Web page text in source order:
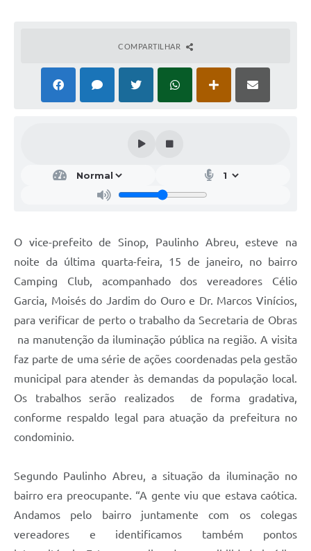
COMPARTILHAR
O vice-prefeito de Sinop, Paulinho Abreu, esteve na
noite da última quarta-feira, 15 de janeiro, no bairro
Camping Club, acompanhado dos vereadores Célio
Garcia, Moisés do Jardim do Ouro e Dr. Marcos Vinícios,
para verificar de perto o trabalho da Secretaria de Obras
na manutenção da iluminação pública na região. A visita
faz parte de uma série de ações coordenadas pela gestão
municipal para atender às demandas da população local.
Os trabalhos serão realizados de forma gradativa,
conforme respaldo legal para atuação da prefeitura no
condominio.
Segundo Paulinho Abreu, a situação da iluminação no
bairro era preocupante. “A gente viu que estava caótica.
Andamos pelo bairro juntamente com os colegas
vereadores e identificamos também pontos